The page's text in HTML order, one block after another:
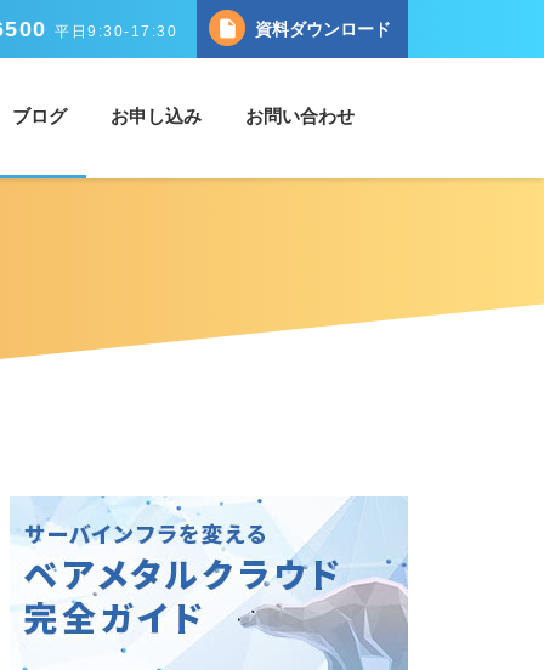
平日9:30-17:30
サポート
ブログ お申し込み お問い合わせ
insert_drive_file 資料ダウンロード